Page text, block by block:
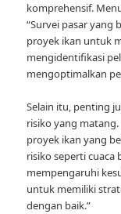
komprehensif.
“Survei pasar yang
proyek ikan untuk
mengidentifikasi
mengoptimalkan
Selain itu, penting
risiko yang
proyek ikan yang
risiko seperti
mempengaruhi
untuk memiliki
dengan baik.”